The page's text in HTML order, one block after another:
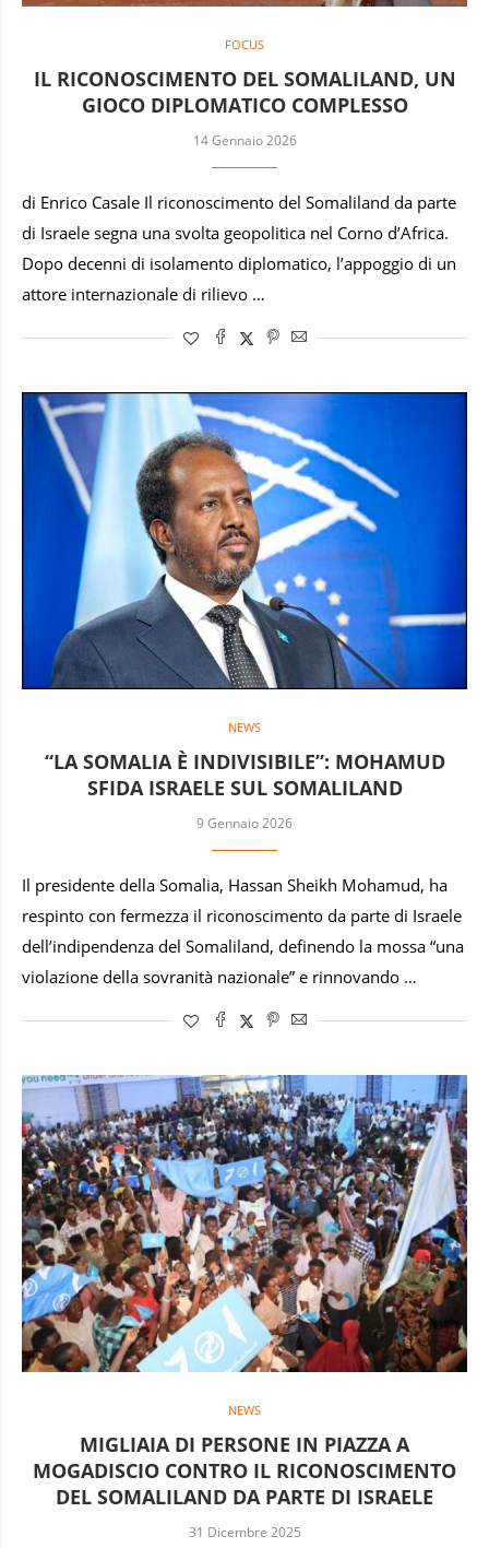
FOCUS
IL RICONOSCIMENTO DEL SOMALILAND, UN
GIOCO DIPLOMATICO COMPLESSO
14 Gennaio 2026
di Enrico Casale Il riconoscimento del Somaliland da parte
di Israele segna una svolta geopolitica nel Corno d’Africa.
Dopo decenni di isolamento diplomatico, l’appoggio di un
attore internazionale di rilievo …
NEWS
“LA SOMALIA È INDIVISIBILE”: MOHAMUD
SFIDA ISRAELE SUL SOMALILAND
9 Gennaio 2026
Il presidente della Somalia, Hassan Sheikh Mohamud, ha
respinto con fermezza il riconoscimento da parte di Israele
dell’indipendenza del Somaliland, definendo la mossa “una
violazione della sovranità nazionale” e rinnovando …
NEWS
MIGLIAIA DI PERSONE IN PIAZZA A
MOGADISCIO CONTRO IL RICONOSCIMENTO
DEL SOMALILAND DA PARTE DI ISRAELE
31 Dicembre 2025